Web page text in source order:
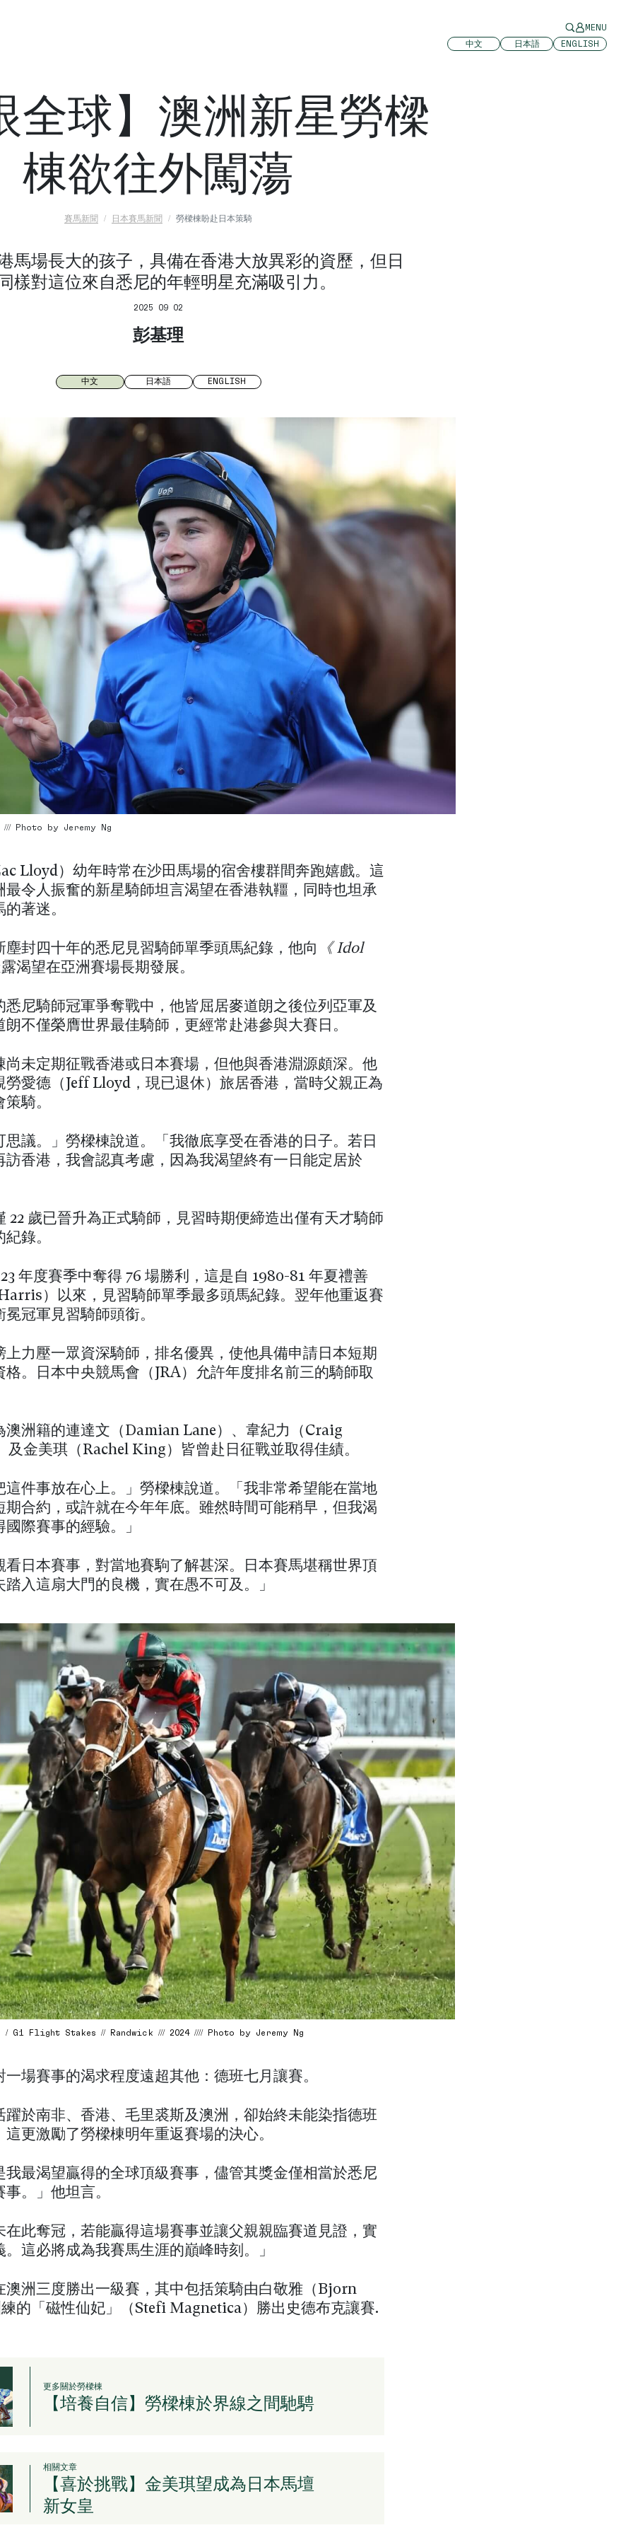
MENU
中文
日本語 ENGLISH
全球】澳洲新星勞樑
棟欲往外闖蕩
賽馬新聞 日本賽馬新聞 勞樑棟盼赴日本策騎
馬場長大的孩子，具備在香港大放異彩的資歷，但日
樣對這位來自悉尼的年輕明星充滿吸引力。
2025 09 02
彭基理
中文 日本語 ENGLISH
/// Photo by Jeremy Ng
Lloyd）幼年時常在沙田馬場的宿舍樓群間奔跑嬉戲。這
最令人振奮的新星騎師坦言渴望在香港執韁，同時也坦承
著迷。
塵封四十年的悉尼見習騎師單季頭馬紀錄，他向
《 Idol
渴望在亞洲賽場長期發展。
悉尼騎師冠軍爭奪戰中，他皆屈居麥道朗之後位列亞軍及
朗不僅榮膺世界最佳騎師，更經常赴港參與大賽日。
尚未定期征戰香港或日本賽場，但他與香港淵源頗深。他
勞愛德（Jeff Lloyd，現已退休）旅居香港，當時父親正為
騎。
思議。」勞樑棟說道。「我徹底享受在香港的日子。若日
訪香港，我會認真考慮，因為我渴望終有一日能定居於
22 歲已晉升為正式騎師，見習時期便締造出僅有天才騎師
錄。
年度賽季中奪得 76 場勝利，這是自 1980-81 年夏禮善
）以來，見習騎師單季最多頭馬紀錄。翌年他重返賽
冠軍見習騎師頭銜。
上力壓一眾資深騎師，排名優異，使他具備申請日本短期
格。日本中央競馬會（JRA）允許年度排名前三的騎師取
澳洲籍的連達文（Damian Lane）、韋紀力（Craig
金美琪（Rachel King）皆曾赴日征戰並取得佳績。
這件事放在心上。」勞樑棟說道。「我非常希望能在當地
期合約，或許就在今年年底。雖然時間可能稍早，但我渴
際賽事的經驗。」
看日本賽事，對當地賽駒了解甚深。日本賽馬堪稱世界頂
踏入這扇大門的良機，實在愚不可及。」
/ G1 Flight Stakes // Randwick /// 2024 //// Photo by Jeremy Ng
一場賽事的渴求程度遠超其他：德班七月讓賽。
躍於南非、香港、毛里裘斯及澳洲，卻始終未能染指德班
這更激勵了勞樑棟明年重返賽場的決心。
我最渴望贏得的全球頂級賽事，儘管其獎金僅相當於悉尼
。」他坦言。
在此奪冠，若能贏得這場賽事並讓父親親臨賽道見證，實
。這必將成為我賽馬生涯的巔峰時刻。」
澳洲三度勝出一級賽，其中包括策騎由白敬雅（Bjorn
的「磁性仙妃」（Stefi Magnetica）勝出史德布克讓賽.
更多關於勞樑棟
【培養自信】勞樑棟於界線之間馳騁
相關文章
【喜於挑戰】金美琪望成為日本馬壇
新女皇